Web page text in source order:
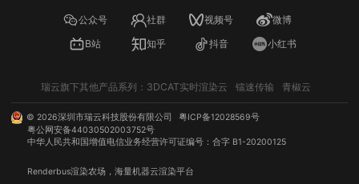
公众号 社群 视频号
微博
B站
知乎 抖音 小红书
瑞云旗下其他产品系列： 3DCAT实时渲染云 镭速传输 青椒云
© 2026深圳市瑞云科技股份有限公司
粤ICP备12028569号
粤公网安备44030502003752号
中华人民共和国增值电信业务经营许可证编号：合字 B1-20200125
Renderbus渲染农场 ，海量机器云渲染平台